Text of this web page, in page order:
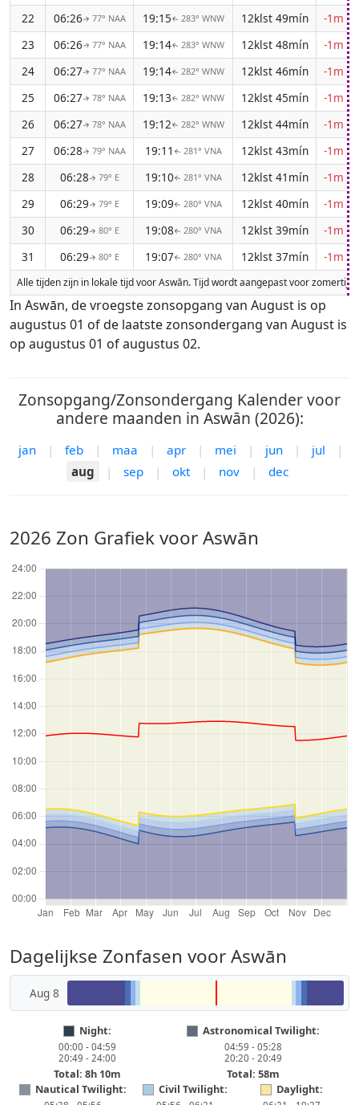
22
06:26↑ 77° NAA 19:15↑ 283° WNW 12klst 49mín
-1m
23
06:26↑ 77° NAA 19:14↑ 283° WNW 12klst 48mín
-1m
24
06:27↑ 77° NAA 19:14↑ 282° WNW 12klst 46mín
-1m
25
06:27↑ 78° NAA 19:13↑ 282° WNW 12klst 45mín
-1m
26
06:27↑ 78° NAA 19:12↑ 282° WNW 12klst 44mín
-1m
27
06:28↑ 79° NAA 19:11 ↑ 281° VNA 12klst 43mín
-1m
28
06:28↑ 79° E 19:10↑ 281° VNA 12klst 41mín
-1m
29
06:29↑ 79° E 19:09↑ 280° VNA 12klst 40mín
-1m
30
06:29↑ 80° E 19:08↑ 280° VNA 12klst 39mín
-1m
31
06:29↑ 80° E 19:07↑ 280° VNA 12klst 37mín -1m
Alle tijden zijn in lokale tijd voor Aswān. Tijd wordt aangepast voor
In Aswān, de vroegste zonsopgang van August is op
augustus 01 of de laatste zonsondergang van August is
op augustus 01 of augustus 02.
Zonsopgang/Zonsondergang Kalender voor
andere maanden in Aswān (2026):
jan | feb | maa | apr | mei | jun | jul
|
aug
| sep | okt | nov | dec
2026 Zon Grafiek voor Aswān
Dagelijkse Zonfasen voor Aswān
Aug 8
Night:
00:00 - 04:59
20:49 - 24:00
Total: 8h 10m
Astronomical Twilight:
04:59 - 05:28
20:20 - 20:49
Total: 58m
Nautical Twilight:
Civil Twilight: Daylight: